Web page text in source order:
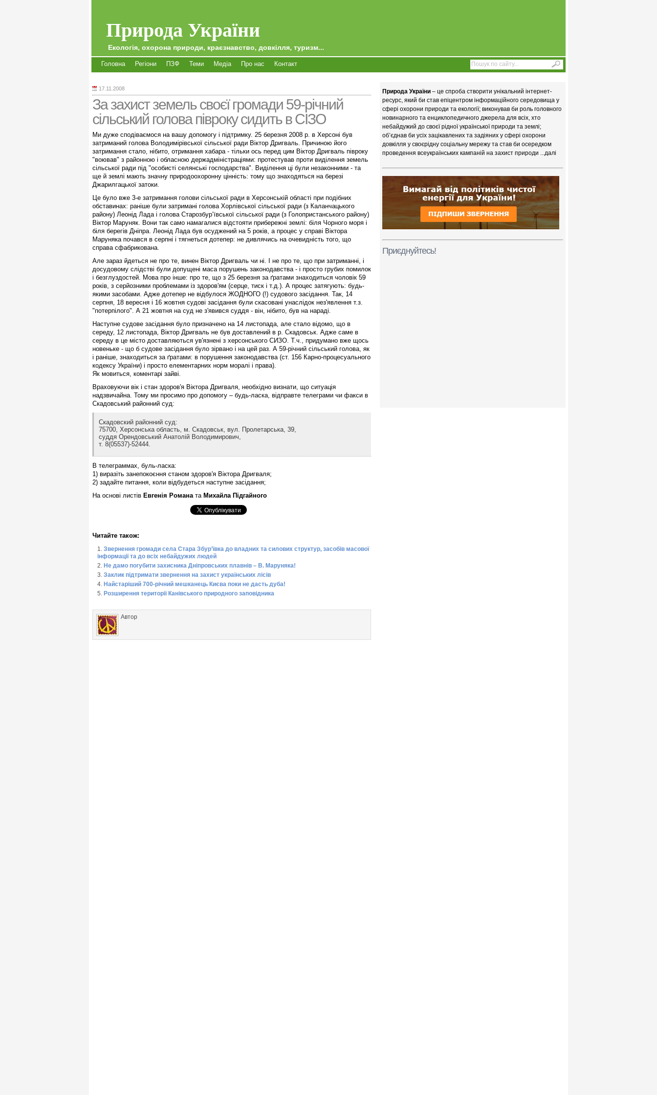
Природа України
Екологія, охорона природи, краєзнавство, довкілля, туризм...
Головна Регіони ПЗФ Теми Медіа Про нас Контакт
17.11.2008
За захист земель своєї громади 59-річний
сільський голова півроку сидить в СІЗО
Ми дуже сподіваємося на вашу допомогу і підтримку. 25 березня 2008 р. в Херсоні був
затриманий голова Володимірівської сільської ради Віктор Дригваль. Причиною його
затримання стало, нібито, отримання хабара - тільки ось перед цим Віктор Дригваль півроку
"воював" з районною і обласною держадміністраціями: протестував проти виділення земель
сільської ради під "особисті селянські господарства". Виділення ці були незаконними - та
ще й землі мають значну природоохоронну цінність: тому що знаходяться на березі
Джарилгацької затоки.
Це було вже 3-е затримання голови сільської ради в Херсонській області при подібних
обставинах: раніше були затримані голова Хорлівської сільської ради (з Каланчацького
району) Леонід Лада і голова Старозбур’ївської сільської ради (з Голопристанського району)
Віктор Маруняк. Вони так само намагалися відстояти прибережні землі: біля Чорного моря і
біля берегів Дніпра. Леонід Лада був осуджений на 5 років, а процес у справі Віктора
Маруняка почався в серпні і тягнеться дотепер: не дивлячись на очевидність того, що
справа сфабрикована.
Але зараз йдеться не про те, винен Віктор Дригваль чи ні. І не про те, що при затриманні, і
досудовому слідстві були допущені маса порушень законодавства - і просто грубих помилок
і безглуздостей. Мова про інше: про те, що з 25 березня за ґратами знаходиться чоловік 59
років, з серйозними проблемами із здоров'ям (серце, тиск і т.д.). А процес затягують: будь-
якими засобами. Адже дотепер не відбулося ЖОДНОГО (!) судового засідання. Так, 14
серпня, 18 вересня і 16 жовтня судові засідання були скасовані унаслідок нез'явлення т.з.
"потерпілого". А 21 жовтня на суд не з'явився суддя - він, нібито, був на нараді.
Наступне судове засідання було призначено на 14 листопада, але стало відомо, що в
середу, 12 листопада, Віктор Дригваль не був доставлений в р. Скадовськ. Адже саме в
середу в це місто доставляються ув'язнені з херсонського СИЗО. Т.ч., придумано вже щось
новеньке - що б судове засідання було зірвано і на цей раз. А 59-річний сільський голова, як
і раніше, знаходиться за ґратами: в порушення законодавства (ст. 156 Карно-процесуального
кодексу України) і просто елементарних норм моралі і права).
Як мовиться, коментарі зайві.
Враховуючи вік і стан здоров'я Віктора Дригваля, необхідно визнати, що ситуація
надзвичайна. Тому ми просимо про допомогу – будь-ласка, відправте телеграми чи факси в
Скадовський районний суд:
Скадовский районний суд:
75700, Херсонська область, м. Скадовськ, вул. Пролетарська, 39,
суддя Орендовський Анатолій Володимирович,
т. 8(05537)-52444.
В телеграммах, буль-ласка:
1) виразіть занепокоєння станом здоров'я Віктора Дригваля;
2) задайте питання, коли відбудеться наступне засідання;
На основі листів Евгенія Романата Михайла Підгайного
Читайте також:
Звернення громади села Стара Збур’ївка до владних та силових структур, засобів масової
інформації та до всіх небайдужих людей
Не дамо погубити захисника Дніпровських плавнів – В. Маруняка!
Заклик підтримати звернення на захист українських лісів
Найстаріший 700-річний мешканець Києва поки не дасть дуба!
Розширення території Канівського природного заповідника
Автор
Природа України – це спроба створити унікальний інтернет-
ресурс, який би став епіцентром інформаційного середовища у
сфері охорони природи та екології; виконував би роль головного
новинарного та енциклопедичного джерела для всіх, хто
небайдужий до своєї рідної української природи та землі;
об’єднав би усіх зацікавлених та задіяних у сфері охорони
довкілля у своєрідну соціальну мережу та став би осередком
проведення всеукраїнських кампаній на захист природи ...далі
Приєднуйтесь!